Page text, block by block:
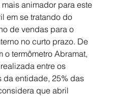
animador para este
em se tratando do
de vendas para o
no curto prazo. De
o termômetro Abramat,
entre os
da entidade, 25% das
que abril